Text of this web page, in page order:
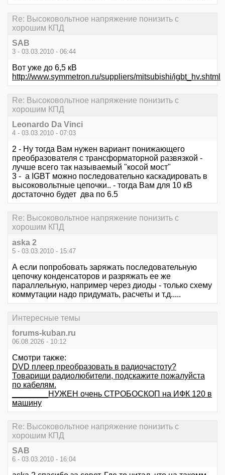
Re: Высоковольтное напряжение понизить с
хорошим КПД
SAB
3 - 03.03.2010 - 06:44
Вот уже до 6,5 кВ
http://www.symmetron.ru/suppliers/mitsubishi/igbt_hv.shtml
Re: Высоковольтное напряжение понизить с
хорошим КПД
Leonardo Da Vinci
4 - 03.03.2010 - 07:03
2 - Ну тогда Вам нужен вариант понижающего
преобразователя с трансформаторной развязкой -
лучше всего так называемый "косой мост"
3 - а IGBT можно последовательно каскадировать в
высоковольтные цепочки.. - тогда Вам для 10 кВ
достаточно будет два по 6.5
Re: Высоковольтное напряжение понизить с
хорошим КПД
aska 2
5 - 03.03.2010 - 15:47
А если попробовать заряжать последовательную
цепочку конденсаторов и разряжать ее же
параллельную, например через диоды - только схему
коммутации надо придумать, расчеты и т.д.....
Интересные темы
forums-kuban.ru
06.08.2026 - 10:12
Смотри также:
DVD плеер преобразовать в радиочастоту?
Товарищи радиолюбители, подскажите пожалуйста
по кабелям.
________НУЖЕН очень СТРОБОСКОП на ИФК 120 в
машину
Re: Высоковольтное напряжение понизить с
хорошим КПД
SAB
6 - 03.03.2010 - 16:04